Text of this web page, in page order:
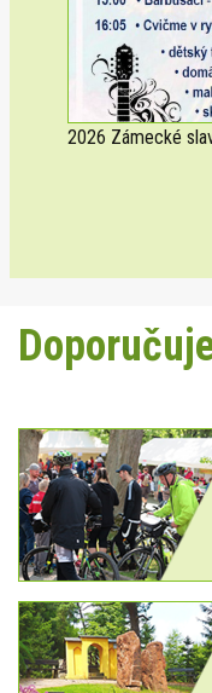
2026 Zámecké